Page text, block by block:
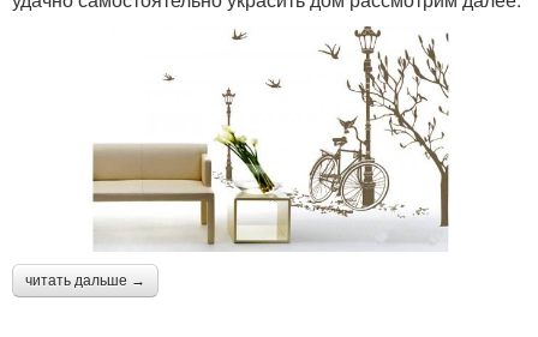
читать дальше →